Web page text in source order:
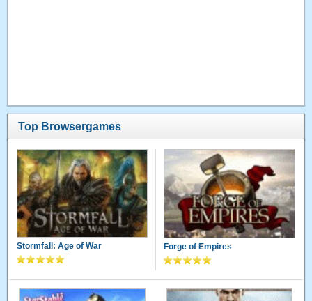
Top Browsergames
Stormfall: Age of War Forge of Empires